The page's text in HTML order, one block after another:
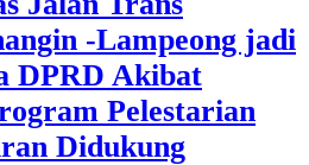
-Lampeong jadi
DPRD Akibat
Pelestarian
Didukung